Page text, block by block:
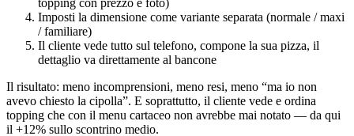
Imposti la dimensione come variante separata (normale / maxi
/ familiare)
Il cliente vede tutto sul telefono, compone la sua pizza, il
dettaglio va direttamente al bancone
Il risultato: meno incomprensioni, meno resi, meno “ma io non
avevo chiesto la cipolla”. E soprattutto, il cliente vede e ordina
topping che con il menu cartaceo non avrebbe mai notato — da qui
il +12% sullo scontrino medio.